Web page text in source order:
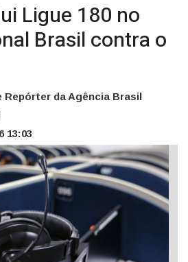
Ligue 180 no
Brasil contra o
Repórter da Agência Brasil
13:03